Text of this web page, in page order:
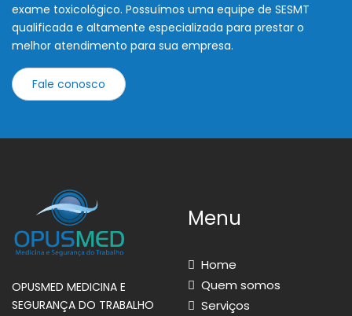
exame toxicológico. Possuímos uma equipe de SESMT
qualificada e altamente especializada para prestar o
melhor atendimento para sua empresa.
Fale conosco
OPUSMED MEDICINA E
SEGURANÇA DO TRABALHO
Menu
Home
Quem somos
Serviços